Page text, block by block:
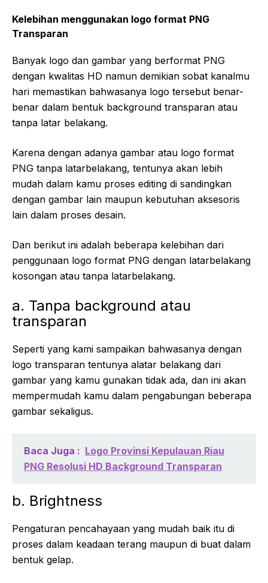
Kelebihan menggunakan logo format PNG
Transparan
Banyak logo dan gambar yang berformat PNG
dengan kwalitas HD namun demikian sobat kanalmu
hari memastikan bahwasanya logo tersebut benar-
benar dalam bentuk background transparan atau
tanpa latar belakang.
Karena dengan adanya gambar atau logo format
PNG tanpa latarbelakang, tentunya akan lebih
mudah dalam kamu proses editing di sandingkan
dengan gambar lain maupun kebutuhan aksesoris
lain dalam proses desain.
Dan berikut ini adalah beberapa kelebihan dari
penggunaan logo format PNG dengan latarbelakang
kosongan atau tanpa latarbelakang.
a. Tanpa background atau
transparan
Seperti yang kami sampaikan bahwasanya dengan
logo transparan tentunya alatar belakang dari
gambar yang kamu gunakan tidak ada, dan ini akan
mempermudah kamu dalam pengabungan beberapa
gambar sekaligus.
Baca Juga : Logo Provinsi Kepulauan Riau
PNG Resolusi HD Background Transparan
b. Brightness
Pengaturan pencahayaan yang mudah baik itu di
proses dalam keadaan terang maupun di buat dalam
bentuk gelap.